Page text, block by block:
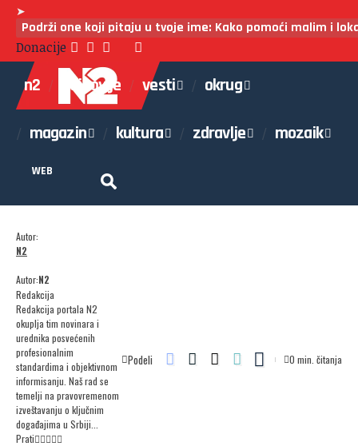
➤
Podrži one koji pitaju u tvoje ime: Kako pomoći malim i
Donacije
n2 najnovije vesti okrug
magazin kultura zdravlje mozaik
WEB
Autor:
N2
Autor:N2
Redakcija
Redakcija portala N2
okuplja tim novinara i
urednika posvećenih
profesionalnim
standardima i objektivnom
informisanju. Naš rad se
temelji na pravovremenom
izveštavanju o ključnim
događajima u Srbiji...
Prati
Podeli 0 min. čitanja